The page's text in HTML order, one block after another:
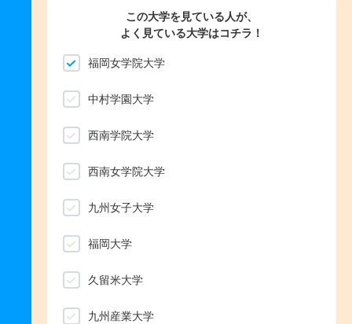
この大学を見ている人が、
よく見ている大学はコチラ！
福岡女学院大学
中村学園大学
西南学院大学
西南女学院大学
九州女子大学
福岡大学
久留米大学
九州産業大学